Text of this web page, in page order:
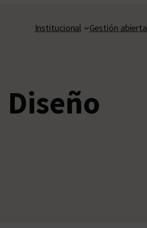
Institucional Gestión abierta
Diseño